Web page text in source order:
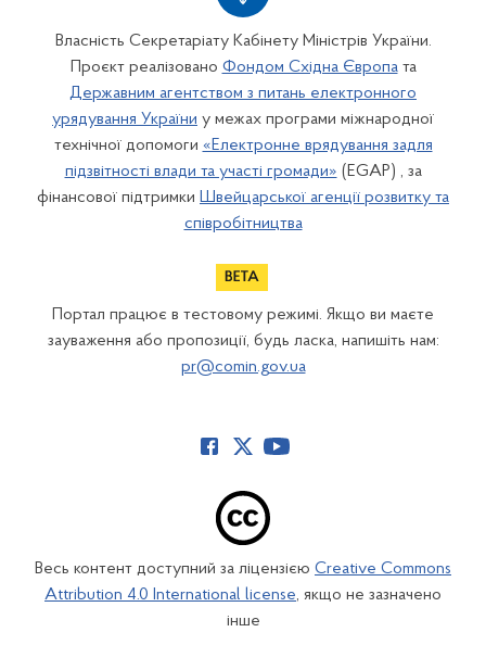
Власність Секретаріату Кабінету Міністрів України.
Проєкт реалізовано Фондом Східна Європата
Державним агентством з питань електронного
урядування України у межах програми міжнародної
технічної допомоги «Електронне врядування задля
підзвітності влади та участі громади» (EGAP) , за
фінансової підтримки Швейцарської агенції розвитку та
співробітництва
Портал працює в тестовому режимі. Якщо ви маєте
зауваження або пропозиції, будь ласка, напишіть нам:
pr@comin.gov.ua
Весь контент доступний за ліцензією Creative Commons
Attribution 4.0 International license, якщо не зазначено
інше